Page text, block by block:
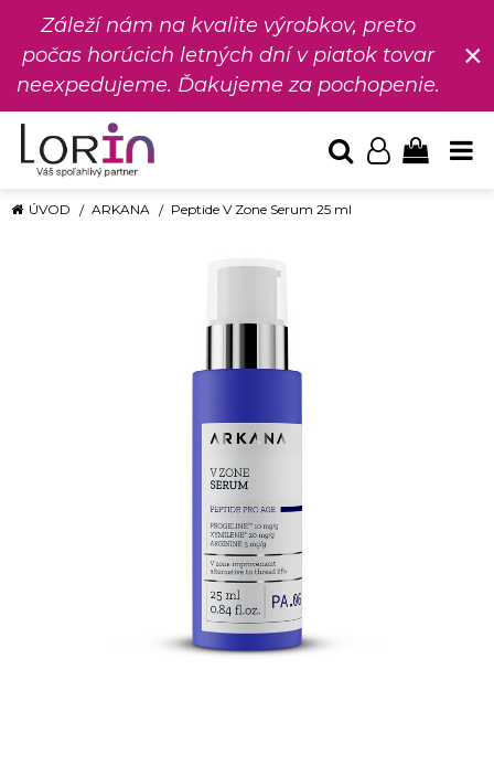
Záleží nám na kvalite výrobkov, preto
počas horúcich letných dní v piatok tovar
neexpedujeme. Ďakujeme za pochopenie.
×
ÚVOD ARKANA Peptide V Zone Serum 25 ml